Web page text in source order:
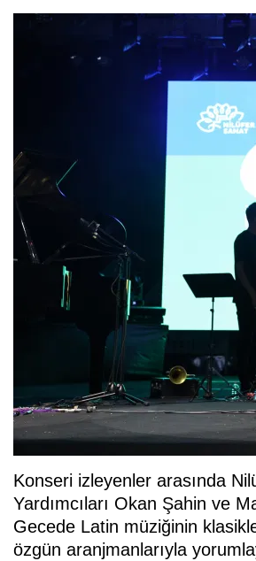
Konseri izleyenler arasında
Yardımcıları Okan Şahin ve
Gecede Latin müziğinin
özgün aranjmanlarıyla